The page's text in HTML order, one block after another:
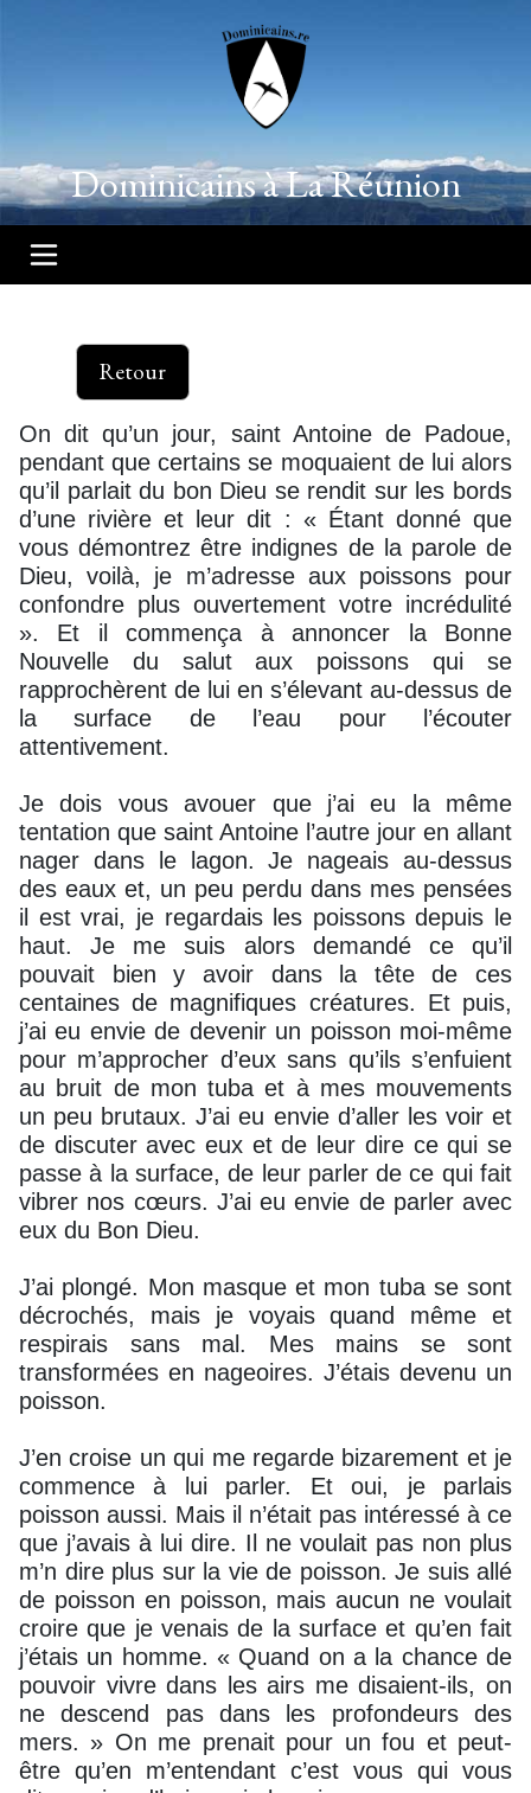
Dominicains à La Réunion
Retour
On dit qu’un jour, saint Antoine de Padoue,
pendant que certains se moquaient de lui alors
qu’il parlait du bon Dieu se rendit sur les bords
d’une rivière et leur dit : « Étant donné que
vous démontrez être indignes de la parole de
Dieu, voilà, je m’adresse aux poissons pour
confondre plus ouvertement votre incrédulité
». Et il commença à annoncer la Bonne
Nouvelle du salut aux poissons qui se
rapprochèrent de lui en s’élevant au-dessus de
la surface de l’eau pour l’écouter
attentivement.
Je dois vous avouer que j’ai eu la même
tentation que saint Antoine l’autre jour en allant
nager dans le lagon. Je nageais au-dessus
des eaux et, un peu perdu dans mes pensées
il est vrai, je regardais les poissons depuis le
haut. Je me suis alors demandé ce qu’il
pouvait bien y avoir dans la tête de ces
centaines de magnifiques créatures. Et puis,
j’ai eu envie de devenir un poisson moi-même
pour m’approcher d’eux sans qu’ils s’enfuient
au bruit de mon tuba et à mes mouvements
un peu brutaux. J’ai eu envie d’aller les voir et
de discuter avec eux et de leur dire ce qui se
passe à la surface, de leur parler de ce qui fait
vibrer nos cœurs. J’ai eu envie de parler avec
eux du Bon Dieu.
J’ai plongé. Mon masque et mon tuba se sont
décrochés, mais je voyais quand même et
respirais sans mal. Mes mains se sont
transformées en nageoires. J’étais devenu un
poisson.
J’en croise un qui me regarde bizarement et je
commence à lui parler. Et oui, je parlais
poisson aussi. Mais il n’était pas intéressé à ce
que j’avais à lui dire. Il ne voulait pas non plus
m’n dire plus sur la vie de poisson. Je suis allé
de poisson en poisson, mais aucun ne voulait
croire que je venais de la surface et qu’en fait
j’étais un homme. « Quand on a la chance de
pouvoir vivre dans les airs me disaient-ils, on
ne descend pas dans les profondeurs des
mers. » On me prenait pour un fou et peut-
être qu’en m’entendant c’est vous qui vous